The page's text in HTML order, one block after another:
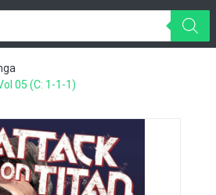
05 (C: 1-1-1)